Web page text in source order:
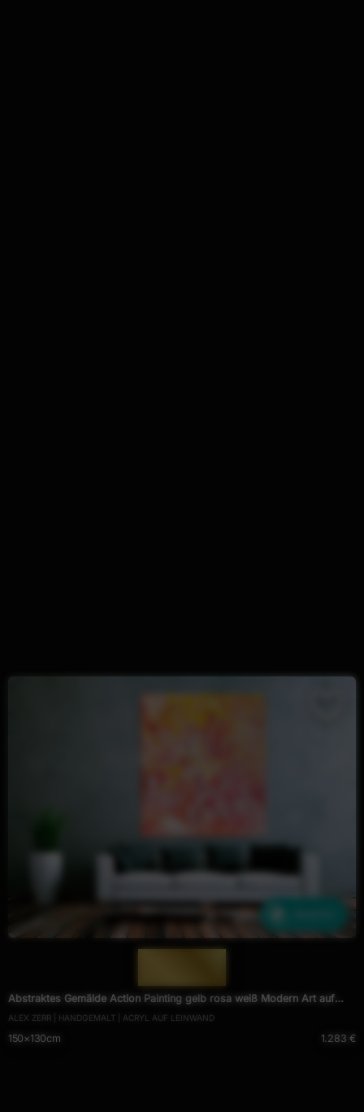
Abstraktes Gemälde Action Painting gelb rosa weiß Modern Art auf
Leinwand handgemalt hochformat
ALEX ZERR | HANDGEMALT | ACRYL AUF LEINWAND
150×130cm 1.283 €